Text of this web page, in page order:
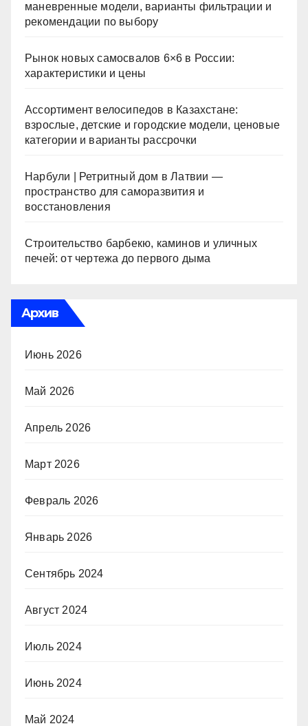
маневренные модели, варианты фильтрации и
рекомендации по выбору
Рынок новых самосвалов 6×6 в России:
характеристики и цены
Ассортимент велосипедов в Казахстане:
взрослые, детские и городские модели, ценовые
категории и варианты рассрочки
Нарбули | Ретритный дом в Латвии —
пространство для саморазвития и
восстановления
Строительство барбекю, каминов и уличных
печей: от чертежа до первого дыма
Архив
Июнь 2026
Май 2026
Апрель 2026
Март 2026
Февраль 2026
Январь 2026
Сентябрь 2024
Август 2024
Июль 2024
Июнь 2024
Май 2024